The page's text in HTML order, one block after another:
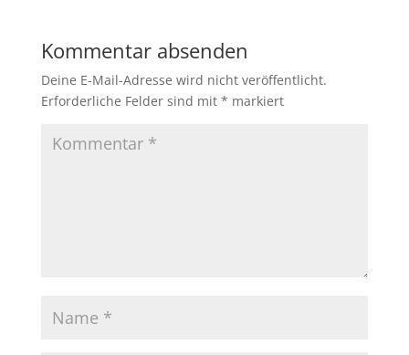
Kommentar absenden
Deine E-Mail-Adresse wird nicht veröffentlicht.
Erforderliche Felder sind mit * markiert